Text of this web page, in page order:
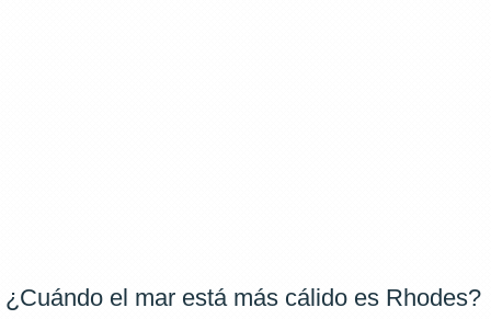
¿Cuándo el mar está más cálido es Rhodes?